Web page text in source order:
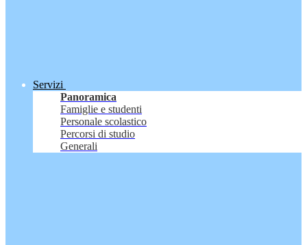
Servizi
Panoramica
Famiglie e studenti
Personale scolastico
Percorsi di studio
Generali